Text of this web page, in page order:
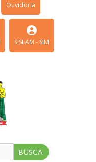
Ouvidoria
SISLAM - SIM